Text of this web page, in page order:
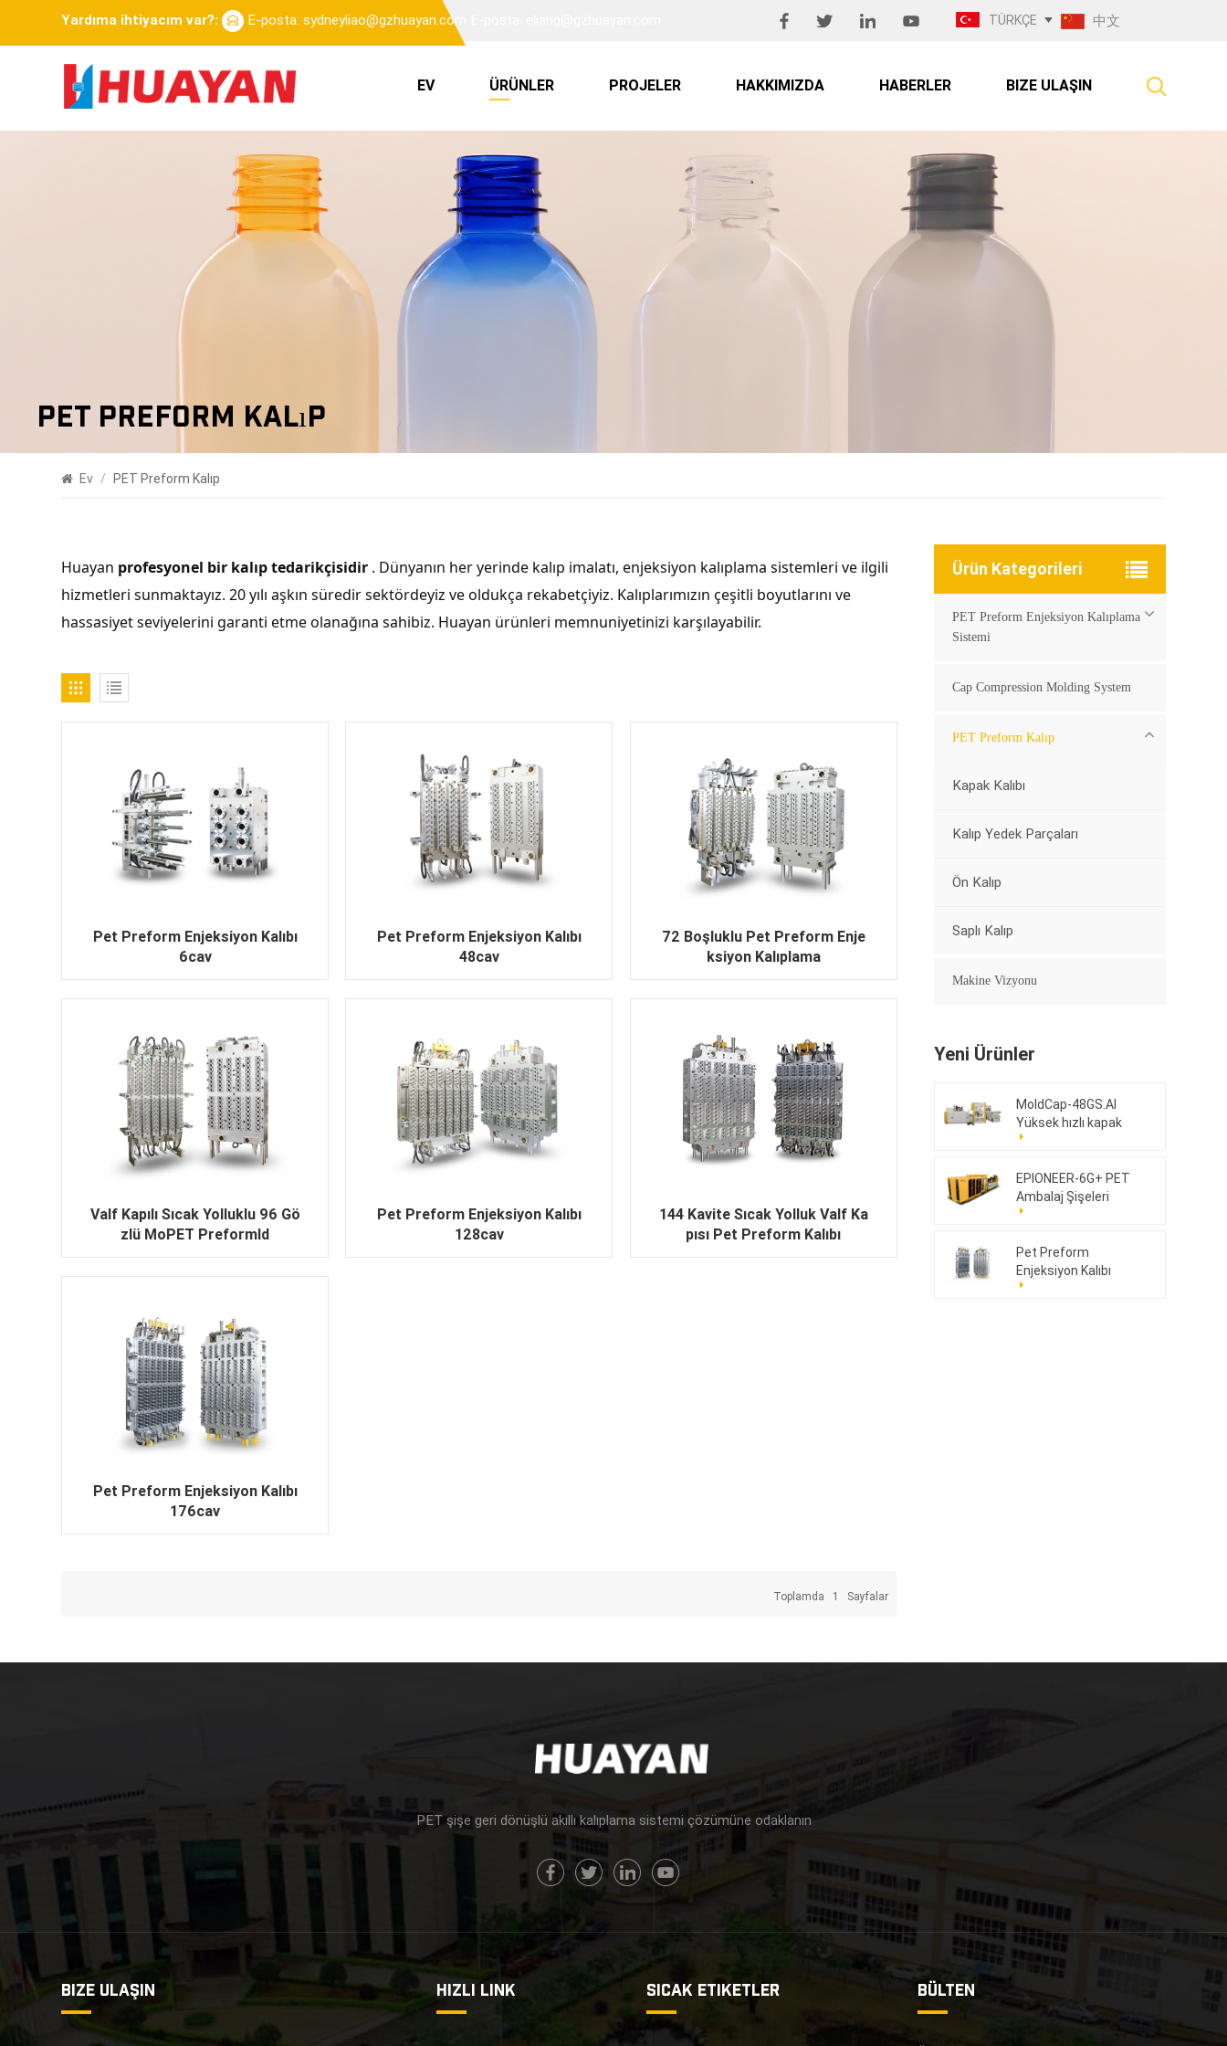
Yardıma ihtiyacım var?: E-posta: sydneyliao@gzhuayan.com TÜRKÇE 中文
EV ÜRÜNLER PROJELER HAKKIMIZDA HABERLER BIZE ULAŞIN
PET Preform Kalıp
Ev / PET Preform Kalıp
Huayan profesyonel bir kalıp tedarikçisidir . Dünyanın her yerinde kalıp imalatı, enjeksiyon kalıplama sistemleri ve ilgili
hizmetleri sunmaktayız. 20 yılı aşkın süredir sektördeyiz ve oldukça rekabetçiyiz. Kalıplarımızın çeşitli boyutlarını ve
hassasiyet seviyelerini garanti etme olanağına sahibiz. Huayan ürünleri memnuniyetinizi karşılayabilir.
Pet Preform Enjeksiyon Kalıbı
6cav
Pet Preform Enjeksiyon Kalıbı
48cav
72 Boşluklu Pet Preform Enje
ksiyon Kalıplama
Valf Kapılı Sıcak Yolluklu 96 Gö
zlü MoPET Preformld
Pet Preform Enjeksiyon Kalıbı
128cav
144 Kavite Sıcak Yolluk Valf Ka
pısı Pet Preform Kalıbı
Pet Preform Enjeksiyon Kalıbı
176cav
Toplamda 1 Sayfalar
Ürün Kategorileri
PET Preform Enjeksiyon Kalıplama
Sistemi
Cap Compression Molding System
PET Preform Kalıp
Kapak Kalıbı
Kalıp Yedek Parçaları
Ön Kalıp
Saplı Kalıp
Makine Vizyonu
Yeni Ürünler
MoldCap-48GS.AI
Yüksek hızlı kapak
sıkıştırma kalıplama
EPIONEER-6G+ PET
Ambalaj Şişeleri
Pet Preform
Enjeksiyon Kalıbı
176cav
PET şişe geri dönüşlü akıllı kalıplama sistemi çözümüne odaklanın
BIZE ULAŞIN HIZLI LINK SICAK ETIKETLER BÜLTEN